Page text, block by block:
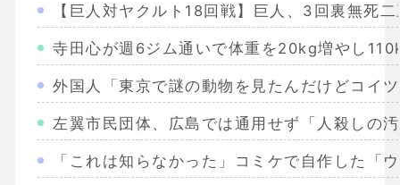
【巨人対ヤクルト18回戦】巨人、3回裏無死
寺田心が週6ジム通いで体重を20kg増やし
外国人「東京で謎の動物を見たんだけどコイ
左翼市民団体、広島では通用せず「人殺しの
「これは知らなかった」コミケで自作した